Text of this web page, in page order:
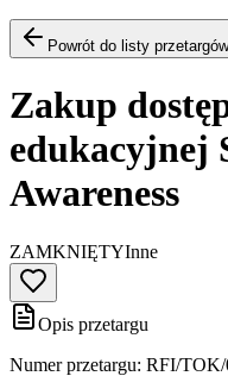
Powrót do listy przetargów
Zakup
edukacyjnej
Awareness
ZAMKNIĘTYInne
Opis przetargu
Numer przetargu: RFI/